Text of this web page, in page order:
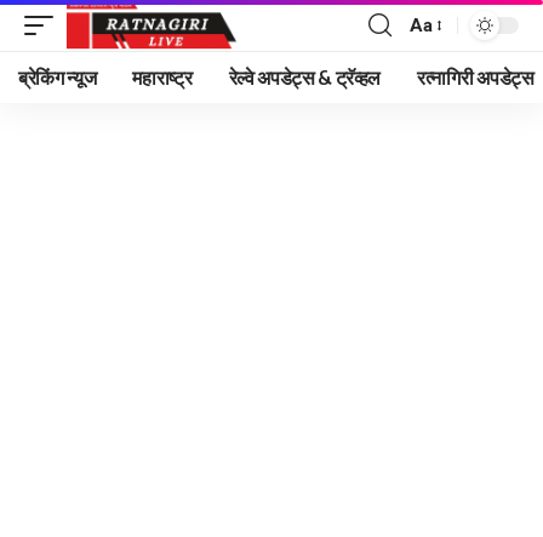
Font
Resizer
Aa
ब्रेकिंग न्यूज महाराष्ट्र रेल्वे अपडेट्स & ट्रॅव्हल रत्नागिरी अपडेट्स